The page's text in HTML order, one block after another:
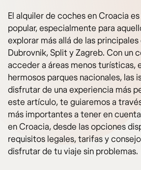
El alquiler de coches en Croacia
popular, especialmente para
explorar más allá de las
Dubrovnik, Split y Zagreb. Con un
acceder a áreas menos turísticas,
hermosos parques nacionales, las
disfrutar de una experiencia más
este artículo, te guiaremos a
más importantes a tener en
en Croacia, desde las opciones
requisitos legales, tarifas y
disfrutar de tu viaje sin problemas.